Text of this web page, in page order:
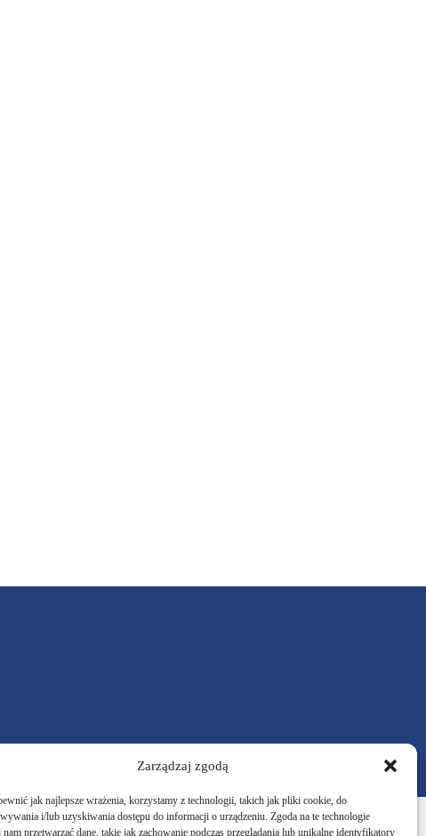
Zarządzaj zgodą
jak najlepsze wrażenia, korzystamy z technologii, takich jak pliki cookie, do
i/lub uzyskiwania dostępu do informacji o urządzeniu. Zgoda na te technologie
przetwarzać dane, takie jak zachowanie podczas przeglądania lub unikalne identyfikatory